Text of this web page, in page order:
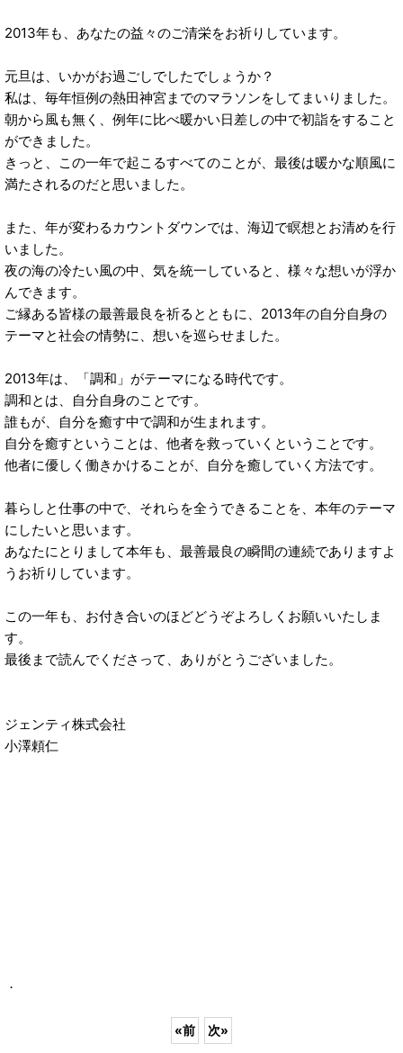
2013年も、あなたの益々のご清栄をお祈りしています。
元旦は、いかがお過ごしでしたでしょうか？
私は、毎年恒例の熱田神宮までのマラソンをしてまいりました。
朝から風も無く、例年に比べ暖かい日差しの中で初詣をすること
ができました。
きっと、この一年で起こるすべてのことが、最後は暖かな順風に
満たされるのだと思いました。
また、年が変わるカウントダウンでは、海辺で瞑想とお清めを行
いました。
夜の海の冷たい風の中、気を統一していると、様々な想いが浮か
んできます。
ご縁ある皆様の最善最良を祈るとともに、2013年の自分自身の
テーマと社会の情勢に、想いを巡らせました。
2013年は、「調和」がテーマになる時代です。
調和とは、自分自身のことです。
誰もが、自分を癒す中で調和が生まれます。
自分を癒すということは、他者を救っていくということです。
他者に優しく働きかけることが、自分を癒していく方法です。
暮らしと仕事の中で、それらを全うできることを、本年のテーマ
にしたいと思います。
あなたにとりまして本年も、最善最良の瞬間の連続でありますよ
うお祈りしています。
この一年も、お付き合いのほどどうぞよろしくお願いいたしま
す。
最後まで読んでくださって、ありがとうございました。
ジェンティ株式会社
小澤頼仁
．
«前 次»